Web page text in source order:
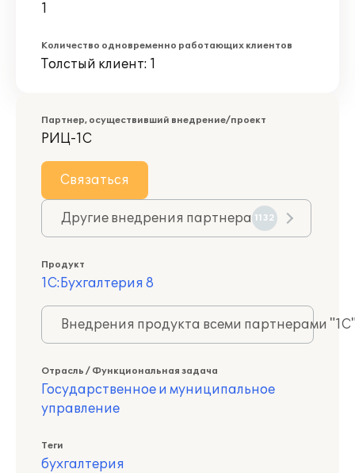
1
Количество одновременно работающих клиентов
Толстый клиент: 1
Партнер, осуществивший внедрение/проект
РИЦ-1С
Связаться
Другие внедрения партнера 1132
Продукт
1С:Бухгалтерия 8
Внедрения продукта всеми партнерами
Отрасль / Функциональная задача
Государственное и муниципальное
управление
Теги
бухгалтерия